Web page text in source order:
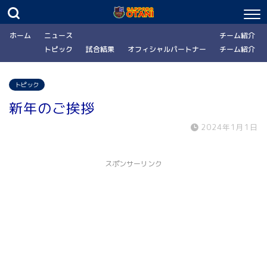
ホーム
ニュース
トピック
試合結果 オフィシャルパートナー
チーム紹介
チーム紹介
トピック
新年のご挨拶
2024年1月1日
スポンサーリンク